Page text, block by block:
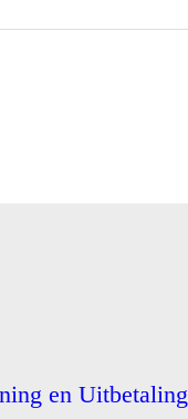
en Uitbetaling